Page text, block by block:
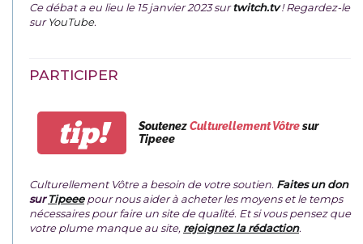
Ce débat a eu lieu le 15 janvier 2023 surtwitch.tv ! Regardez-le
surYouTube.
PARTICIPER
tip! SoutenezCulturellement Vôtresur
Tipeee
Culturellement Vôtre a besoin de votre soutien. Faites un don
surTipeeepour nous aider à acheter les moyens et le temps
nécessaires pour faire un site de qualité. Et si vous pensez que
votre plume manque au site, rejoignez la rédaction.